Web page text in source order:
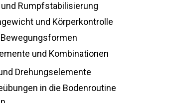
Rumpfstabilisierung
und Körperkontrolle
und Kombinationen
Drehungselemente
in die Bodenroutine